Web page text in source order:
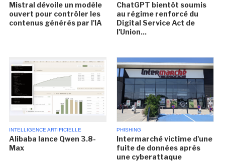
Mistral dévoile un modèle
ouvert pour contrôler les
contenus générés par l'IA
ChatGPT bientôt soumis
au régime renforcé du
Digital Service Act de
l'Union...
INTELLIGENCE ARTIFICIELLE
Alibaba lance Qwen 3.8-
Max
PHISHING
Intermarché victime d'une
fuite de données après
une cyberattaque